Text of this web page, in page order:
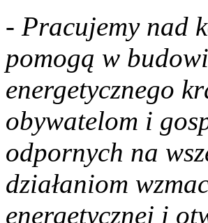
- Pracujemy nad
pomogą w
energetycznego
obywatelom i
odpornych na
działaniom
energetycznej i